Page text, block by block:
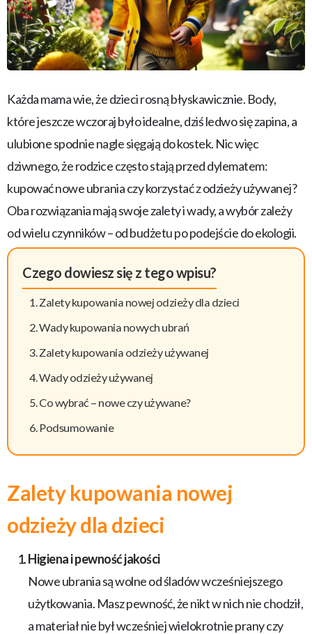
Każda mama wie, że dzieci rosną błyskawicznie. Body,
które jeszcze wczoraj było idealne, dziś ledwo się zapina, a
ulubione spodnie nagle sięgają do kostek. Nic więc
dziwnego, że rodzice często stają przed dylematem:
kupować nowe ubrania czy korzystać z odzieży używanej?
Oba rozwiązania mają swoje zalety i wady, a wybór zależy
od wielu czynników – od budżetu po podejście do ekologii.
Czego dowiesz się z tego wpisu?
Zalety kupowania nowej odzieży dla dzieci
Wady kupowania nowych ubrań
Zalety kupowania odzieży używanej
Wady odzieży używanej
Co wybrać – nowe czy używane?
Podsumowanie
Zalety kupowania nowej
odzieży dla dzieci
Higiena i pewność jakości
Nowe ubrania są wolne od śladów wcześniejszego
użytkowania. Masz pewność, że nikt w nich nie chodził,
a materiał nie był wcześniej wielokrotnie prany czy